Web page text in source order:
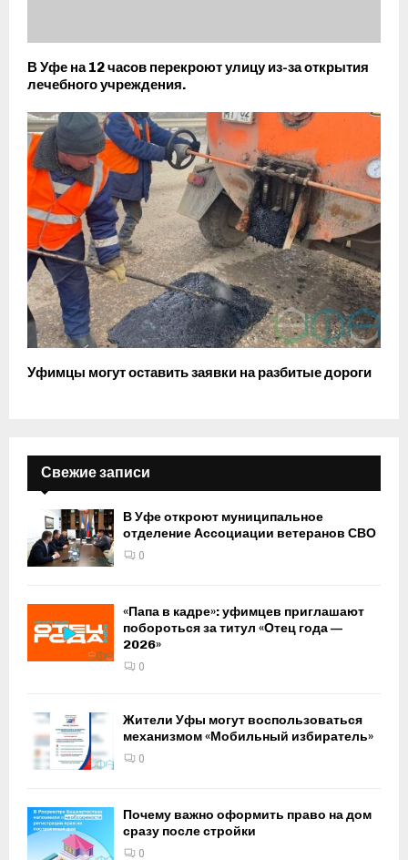
В Уфе на 12 часов перекроют улицу из-за открытия
лечебного учреждения.
Уфимцы могут оставить заявки на разбитые дороги
Свежие записи
В Уфе откроют муниципальное
отделение Ассоциации ветеранов СВО
0
«Папа в кадре»: уфимцев приглашают
побороться за титул «Отец года —
2026»
0
Жители Уфы могут воспользоваться
механизмом «Мобильный избиратель»
0
Почему важно оформить право на дом
сразу после стройки
0